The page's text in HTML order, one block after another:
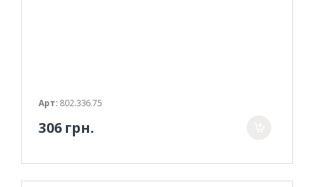
Арт: 802.336.75
306 грн.